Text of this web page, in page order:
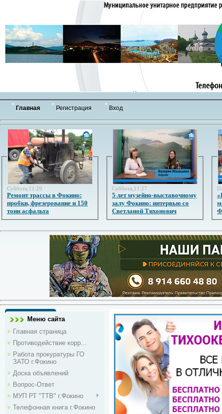
Главная Регистрация Вход
Суббота,11:29
Ремонт трассы в Фокино:
пробки, фрезерование и 150
тонн асфальта
Суббота,11:27
5 лет музейно-выставочному
залу Фокино: интервью со
Светланой Тихонович
Меню сайта
Главная страница
Противодействие корр...
Работа прокуратуры ГО
ЗАТО г.Фокино
Доска объявлений
Вопрос-Ответ
МУП РТ "ТТВ" г.Фокино
Телефонная книга г.Фокино